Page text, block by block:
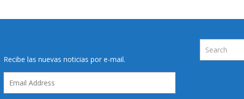
Recibe las nuevas noticias por e-mail.
Address